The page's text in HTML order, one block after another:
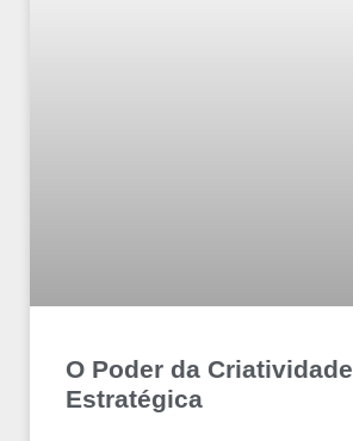
O Poder da Criatividade
Estratégica